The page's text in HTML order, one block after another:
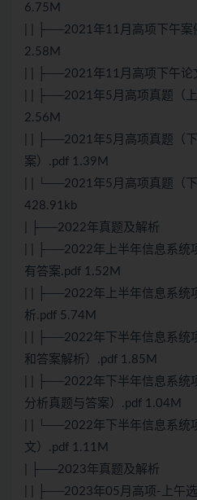
6.75M
| | ├──2021年11月高项下午案
2.58M
| | ├──2021年11月高项下午论
| | ├──2021年5月高项真题（
2.56M
| | ├──2021年5月高项真题（
案）.pdf 1.39M
| | └──2021年5月高项真题（
428.91kb
| ├──2022年真题及解析
| | ├──2022年上半年信息系统
有答案.pdf 1.52M
| | ├──2022年上半年信息系统
析.pdf 5.74M
| | ├──2022年下半年信息系统
和答案解析）.pdf 1.85M
| | ├──2022年下半年信息系统
分析真题与答案）.pdf 1.04M
| | └──2022年下半年信息系统
文）.pdf 1.11M
| ├──2023年真题及解析
| | ├──2023年05月高项-上午